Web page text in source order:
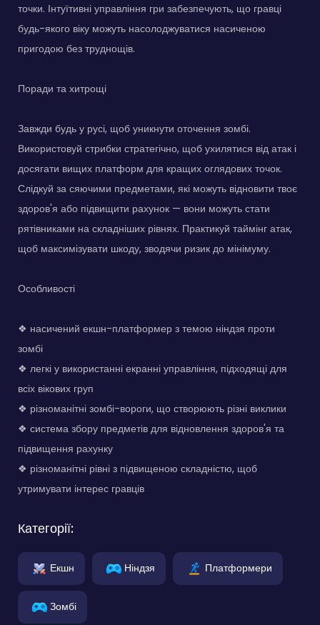
точки. Інтуїтивні управління гри забезпечують, що гравці
будь-якого віку можуть насолоджуватися насиченою
пригодою без труднощів.
Поради та хитрощі
Завжди будь у русі, щоб уникнути оточення зомбі.
Використовуй стрибки стратегічно, щоб ухилятися від атак і
досягати вищих платформ для кращих оглядових точок.
Слідкуй за сяючими предметами, які можуть відновити твоє
здоров'я або підвищити рахунок — вони можуть стати
рятівниками на складніших рівнях. Практикуй таймінг атак,
щоб максимізувати шкоду, зводячи ризик до мінімуму.
Особливості
❖ насичений екшн-платформер з темою ніндзя проти
зомбі
❖ легкі у використанні екранні управління, підходящі для
всіх вікових груп
❖ різноманітні зомбі-вороги, що створюють різні виклики
❖ система збору предметів для відновлення здоров'я та
підвищення рахунку
❖ різноманітні рівні з підвищеною складністю, щоб
утримувати інтерес гравців
Категорії:
Екшн Ніндзя Платформери
Зомбі